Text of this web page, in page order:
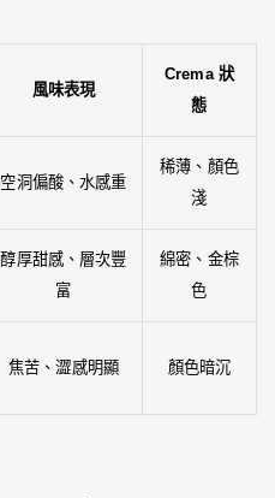
風味表現
Crema 狀
態
空洞偏酸、水感重
稀薄、顏色
淺
醇厚甜感、層次豐
富
綿密、金棕
色
焦苦、澀感明顯 顏色暗沉